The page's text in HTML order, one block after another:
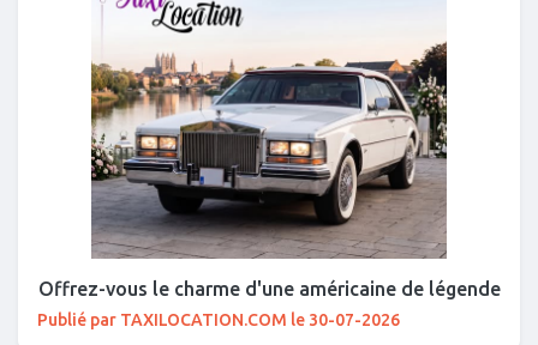
Offrez-vous le charme d'une américaine de légende
Publié par TAXILOCATION.COM le 30-07-2026